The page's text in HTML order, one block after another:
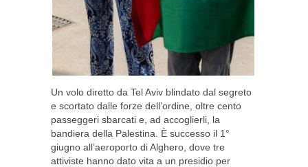
Un volo diretto da Tel Aviv blindato dal segreto
e scortato dalle forze dell’ordine, oltre cento
passeggeri sbarcati e, ad accoglierli, la
bandiera della Palestina. È successo il 1°
giugno all’aeroporto di Alghero, dove tre
attiviste hanno dato vita a un presidio per